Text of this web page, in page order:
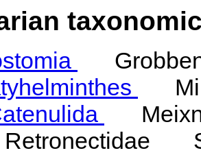
Retronectidae